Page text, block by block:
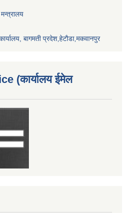
बागमती प्रदेश,हेटाैडा,मकवानपुर
(कार्यालय ईमेल